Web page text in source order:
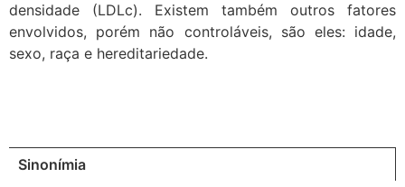
densidade (LDLc). Existem também outros fatores
envolvidos, porém não controláveis, são eles: idade,
sexo, raça e hereditariedade.
Sinonímia